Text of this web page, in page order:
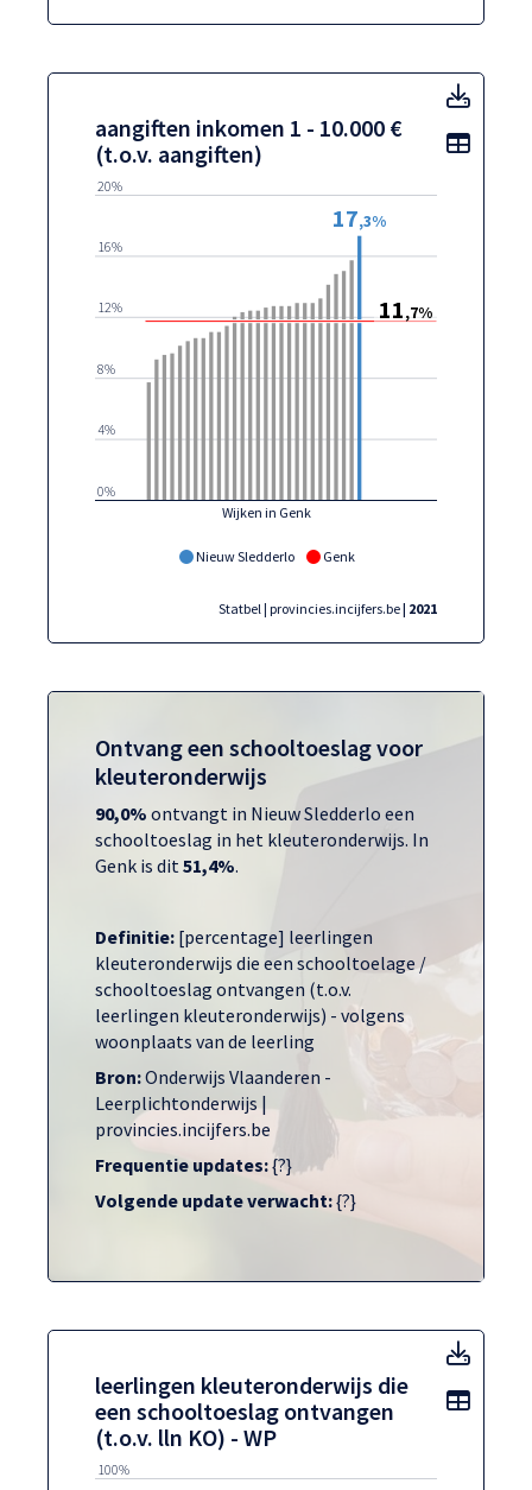
aangiften inkomen 1 - 10.000 €
(t.o.v. aangiften)
Nieuw Sledderlo Genk
Wijken in Genk
0%
4%
8%
12%
16%
20%
17,3%
11,7%
Statbel | provincies.incijfers.be| 2021
Toon
Ontvang een schooltoeslag voor
kleuteronderwijs
90,0% ontvangt in Nieuw Sledderlo een
schooltoeslag in het kleuteronderwijs. In
Genk is dit 51,4%.
Definitie: [percentage] leerlingen
kleuteronderwijs die een schooltoelage /
schooltoeslag ontvangen (t.o.v.
leerlingen kleuteronderwijs) - volgens
woonplaats van de leerling
Bron:Onderwijs Vlaanderen -
Leerplichtonderwijs |
provincies.incijfers.be
Frequentie updates:{?}
Volgende update verwacht:{?}
leerlingen kleuteronderwijs die
een schooltoeslag ontvangen
(t.o.v. lln KO) - WP
100%
Toon